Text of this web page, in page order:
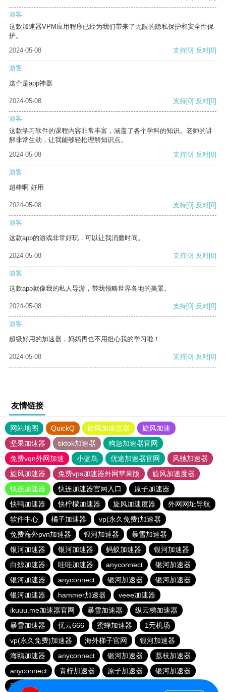
游客
这款加速器VPM应用程序已经为我们带来了无限的隐私保护和安全性保
护。
2024-05-08
支持[0] 反对[0]
游客
这个是app神器
2024-05-08 支持[0] 反对[0]
游客
这款学习软件的课程内容非常丰富，涵盖了各个学科的知识。老师的讲
解非常生动，让我能够轻松理解知识点。
2024-05-08
支持[0] 反对[0]
游客
超棒啊 好用
2024-05-08 支持[0] 反对[0]
游客
这款app的游戏非常好玩，可以让我消磨时间。
2024-05-08 支持[0] 反对[0]
游客
这款app就像我的私人导游，带我领略世界各地的美景。
2024-05-08 支持[0] 反对[0]
游客
超级好用的加速器，妈妈再也不用担心我的学习啦！
2024-05-08 支持[0] 反对[0]
友情链接
网站地图 QuickQ 旋风加速度器
旋风加速
坚果加速器
tiktok加速器
狗急加速器官网
免费vqn外网加速
小蓝鸟 优途加速器官网
风驰加速器
旋风加速器
免费vps加速器外网苹果版
旋风加速度器
快连加速器
快连加速器官网入口
原子加速器
快鸭加速器
快柠檬加速器 旋风加速度器
外网网址导航
软件中心
橘子加速器
vp(永久免费)加速器
免费海外pvn加速器
银河加速器
暴雪加速器
银河加速器
银河加速器 蚂蚁加速器
银河加速器
白鲸加速器
哇哇加速器 anyconnect
银河加速器
银河加速器
anyconnect 银河加速器
银河加速器
银河加速器
hammer加速器
veee加速器
ikuuu.me加速器官网
暴雪加速器
纵云梯加速器
暴雪加速器
优云666 蜜蜂加速器
1元机场
vp(永久免费)加速器
海外梯子官网
银河加速器
海鸥加速器
anyconnect 银河加速器
荔枝加速器
anyconnect
青柠加速器 原子加速器
银河加速器
速鹰666